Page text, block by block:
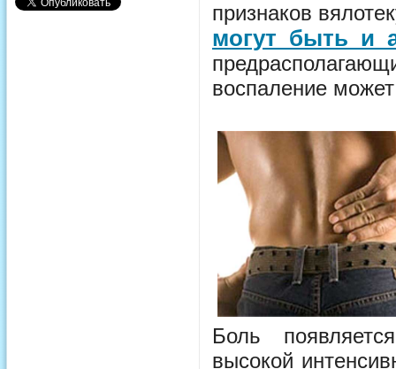
признаков
могут быть и
воспаление
Боль
высокой